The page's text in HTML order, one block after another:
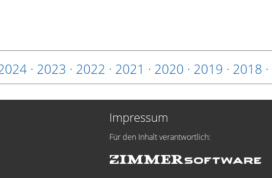
· 2023 · 2022 · 2021 · 2020 · 2019 · 2018 ·
Impressum
Für den Inhalt verantwortlich: